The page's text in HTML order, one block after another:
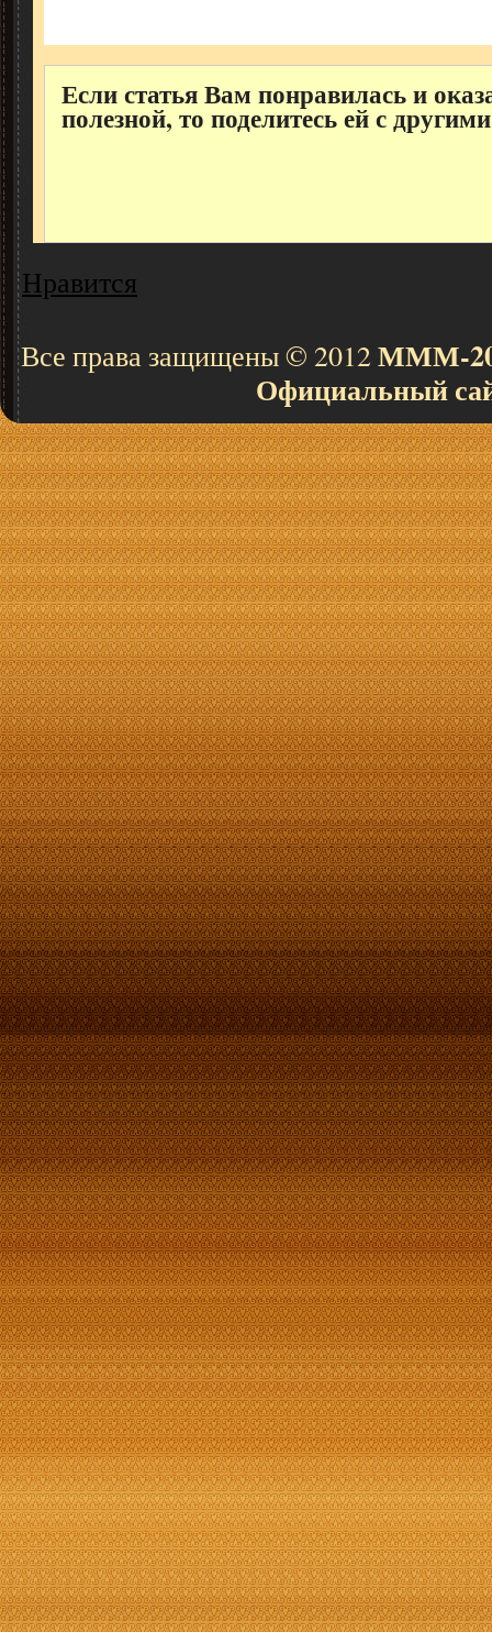
Если статья Вам понравилась и
полезной, то поделитесь ей с
Нравится
Все права защищены © 2012МММ-
Официальный